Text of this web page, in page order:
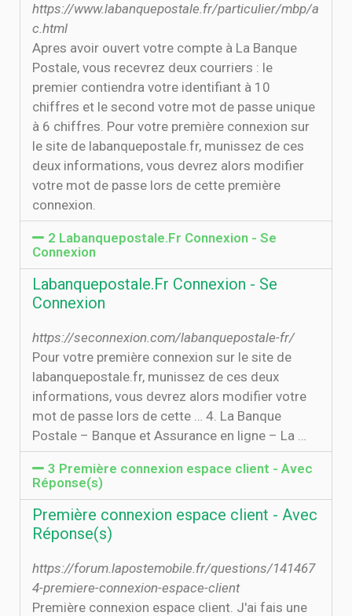
https://www.labanquepostale.fr/particulier/mbp/a
c.html
Apres avoir ouvert votre compte à La Banque
Postale, vous recevrez deux courriers : le
premier contiendra votre identifiant à 10
chiffres et le second votre mot de passe unique
à 6 chiffres. Pour votre première connexion sur
le site de labanquepostale.fr, munissez de ces
deux informations, vous devrez alors modifier
votre mot de passe lors de cette première
connexion.
2 Labanquepostale.Fr Connexion - Se
Connexion
Labanquepostale.Fr Connexion - Se
Connexion
https://seconnexion.com/labanquepostale-fr/
Pour votre première connexion sur le site de
labanquepostale.fr, munissez de ces deux
informations, vous devrez alors modifier votre
mot de passe lors de cette … 4. La Banque
Postale – Banque et Assurance en ligne – La …
3 Première connexion espace client - Avec
Réponse(s)
Première connexion espace client - Avec
Réponse(s)
https://forum.lapostemobile.fr/questions/141467
4-premiere-connexion-espace-client
Première connexion espace client. J'ai fais une